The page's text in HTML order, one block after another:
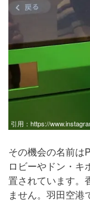
引用： https://
その機会の名前は
ロビーやドン・キ
置されています。
ません。羽田空港